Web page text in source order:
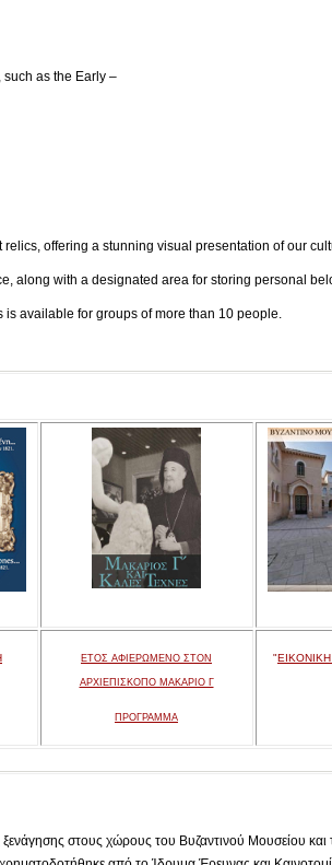
as the Early –
offering a stunning visual presentation of our
along with a designated area for storing personal
available for groups of more than 10 people.
ΕΤΟΣ ΑΦΙΕΡΩΜΕΝΟ ΣΤΟΝ
ΑΡΧΙΕΠΙΣΚΟΠΟ ΜΑΚΑΡΙΟ Γ
ΠΡΟΓΡΑΜΜΑ
"
στους χώρους του Βυζαντινού Μουσείου και